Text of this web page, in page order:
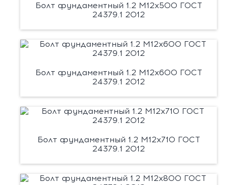
Болт фундаментный 1.2 М12х500 ГОСТ
24379.1 2012
Болт фундаментный 1.2 М12х600 ГОСТ
24379.1 2012
Болт фундаментный 1.2 М12х710 ГОСТ
24379.1 2012